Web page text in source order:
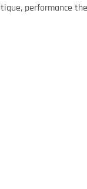
performance